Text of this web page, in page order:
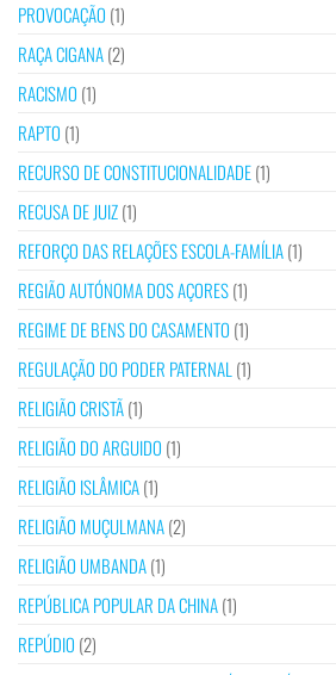
PROVOCAÇÃO (1)
RAÇA CIGANA(2)
RACISMO (1)
RAPTO (1)
RECURSO DE CONSTITUCIONALIDADE(1)
RECUSA DE JUIZ(1)
REFORÇO DAS RELAÇÕES ESCOLA-FAMÍLIA(1)
REGIÃO AUTÓNOMA DOS AÇORES(1)
REGIME DE BENS DO CASAMENTO (1)
REGULAÇÃO DO PODER PATERNAL (1)
RELIGIÃO CRISTÃ(1)
RELIGIÃO DO ARGUIDO (1)
RELIGIÃO ISLÂMICA(1)
RELIGIÃO MUÇULMANA(2)
RELIGIÃO UMBANDA(1)
REPÚBLICA POPULAR DA CHINA(1)
REPÚDIO (2)